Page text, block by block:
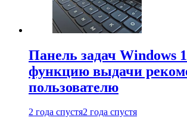
Панель задач Windows
функцию выдачи
пользователю
2 года спустя2 года спустя